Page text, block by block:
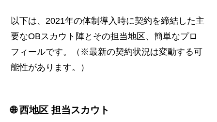
以下は、2021年の体制導入時に契約を締結した主
要なOBスカウト陣とその担当地区、簡単なプロ
フィールです。（※最新の契約状況は変動する可
能性があります。）
🌐 西地区 担当スカウト